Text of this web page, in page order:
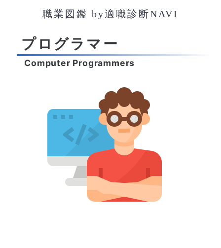
職業図鑑 by適職診断NAVI
プログラマー
Computer Programmers